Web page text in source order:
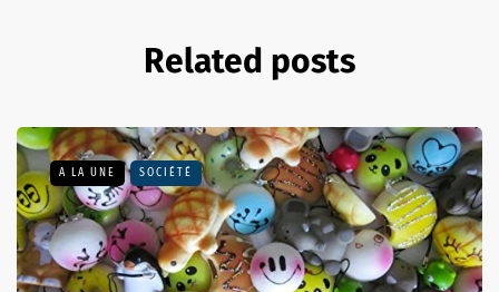
Related posts
A LA UNE SOCIÉTÉ